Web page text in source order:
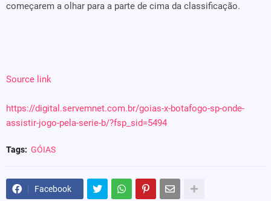
começarem a olhar para a parte de cima da classificação.
Source link
https://digital.servemnet.com.br/goias-x-botafogo-sp-onde-
assistir-jogo-pela-serie-b/?fsp_sid=5494
Tags: GÓIAS
Facebook